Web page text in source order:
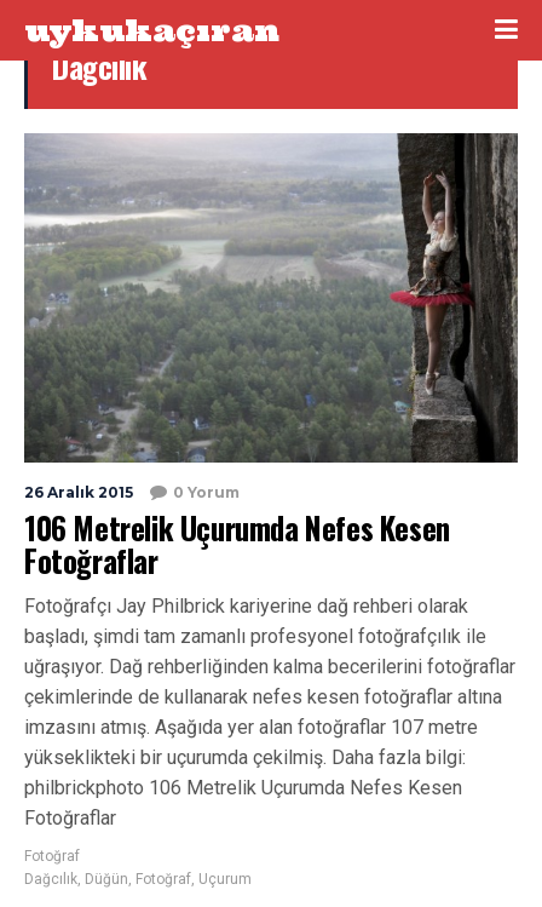
uykukaçıran
Dağcılık
26 Aralık 2015 0 Yorum
106 Metrelik Uçurumda Nefes Kesen
Fotoğraflar
Fotoğrafçı Jay Philbrick kariyerine dağ rehberi olarak
başladı, şimdi tam zamanlı profesyonel fotoğrafçılık ile
uğraşıyor. Dağ rehberliğinden kalma becerilerini fotoğraflar
çekimlerinde de kullanarak nefes kesen fotoğraflar altına
imzasını atmış. Aşağıda yer alan fotoğraflar 107 metre
yükseklikteki bir uçurumda çekilmiş. Daha fazla bilgi:
philbrickphoto 106 Metrelik Uçurumda Nefes Kesen
Fotoğraflar
Fotoğraf
Dağcılık Düğün Fotoğraf Uçurum